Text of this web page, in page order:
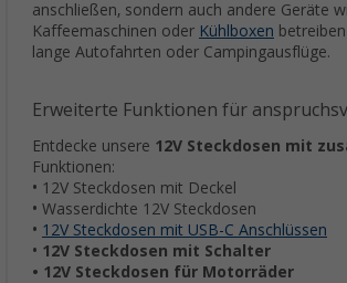
anschließen, sondern auch andere Geräte
Kaffeemaschinen oder Kühlboxen
lange Autofahrten oder Campingausflüge.
Erweiterte Funktionen für
Entdecke unsere 12V Steckdosen mit
Funktionen:
• 12V Steckdosen mit Deckel
• Wasserdichte 12V Steckdosen
• 12V Steckdosen mit USB-C Anschlüssen
• 12V Steckdosen mit Schalter
• 12V Steckdosen für Motorräder